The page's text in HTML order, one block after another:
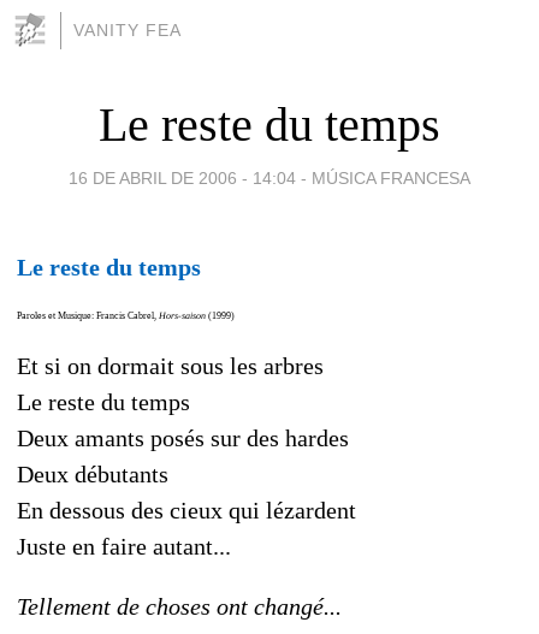
VANITY FEA
Le reste du temps
16 DE ABRIL DE 2006 - 14:04 - MÚSICA FRANCESA
Le reste du temps
Paroles et Musique: Francis Cabrel, Hors-saison (1999)
Et si on dormait sous les arbres
Le reste du temps
Deux amants posés sur des hardes
Deux débutants
En dessous des cieux qui lézardent
Juste en faire autant...
Tellement de choses ont changé...